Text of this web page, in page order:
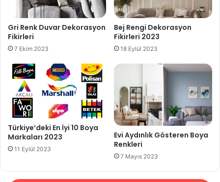
Gri Renk Duvar Dekorasyon
Fikirleri
7 Ekim 2023
Bej Rengi Dekorasyon
Fikirleri 2023
18 Eylül 2023
Türkiye’deki En İyi 10 Boya
Markaları 2023
11 Eylül 2023
Evi Aydınlık Gösteren Boya
Renkleri
7 Mayıs 2023